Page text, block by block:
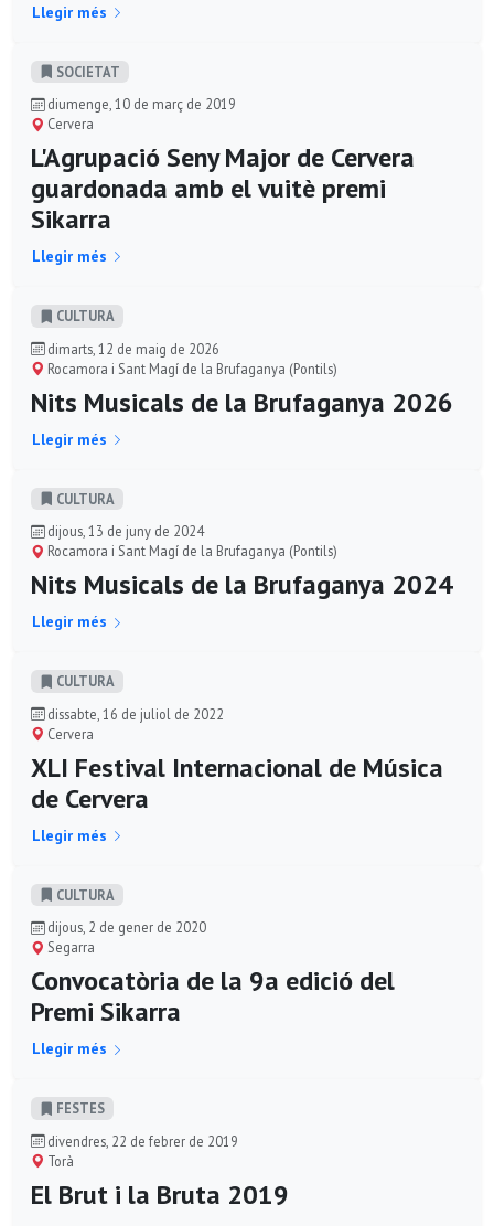
Llegir més
SOCIETAT
diumenge, 10 de març de 2019
Cervera
L'Agrupació Seny Major de Cervera
guardonada amb el vuitè premi
Sikarra
Llegir més
CULTURA
dimarts, 12 de maig de 2026
Rocamora i Sant Magí de la Brufaganya (Pontils)
Nits Musicals de la Brufaganya 2026
Llegir més
CULTURA
dijous, 13 de juny de 2024
Rocamora i Sant Magí de la Brufaganya (Pontils)
Nits Musicals de la Brufaganya 2024
Llegir més
CULTURA
dissabte, 16 de juliol de 2022
Cervera
XLI Festival Internacional de Música
de Cervera
Llegir més
CULTURA
dijous, 2 de gener de 2020
Segarra
Convocatòria de la 9a edició del
Premi Sikarra
Llegir més
FESTES
divendres, 22 de febrer de 2019
Torà
El Brut i la Bruta 2019